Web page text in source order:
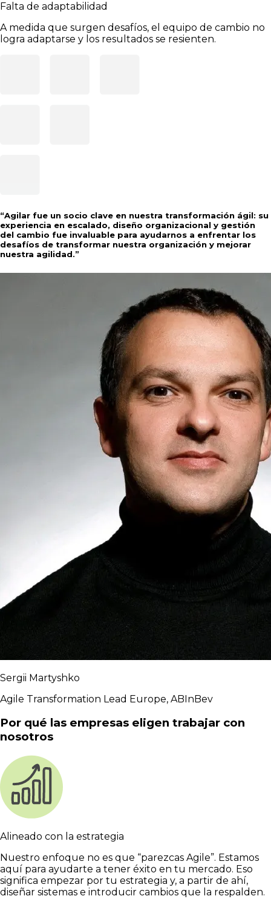
Falta de adaptabilidad
A medida que surgen desafíos, el equipo de cambio no
logra adaptarse y los resultados se resienten.
“Agilar fue un socio clave en nuestra transformación ágil: su
experiencia en escalado, diseño organizacional y gestión
del cambio fue invaluable para ayudarnos a enfrentar los
desafíos de transformar nuestra organización y mejorar
nuestra agilidad.”
Sergii Martyshko
Agile Transformation Lead Europe, ABInBev
Por qué las empresas eligen trabajar con
nosotros
Alineado con la estrategia
Nuestro enfoque no es que “parezcas Agile”. Estamos
aquí para ayudarte a tener éxito en tu mercado. Eso
significa empezar por tu estrategia y, a partir de ahí,
diseñar sistemas e introducir cambios que la respalden.